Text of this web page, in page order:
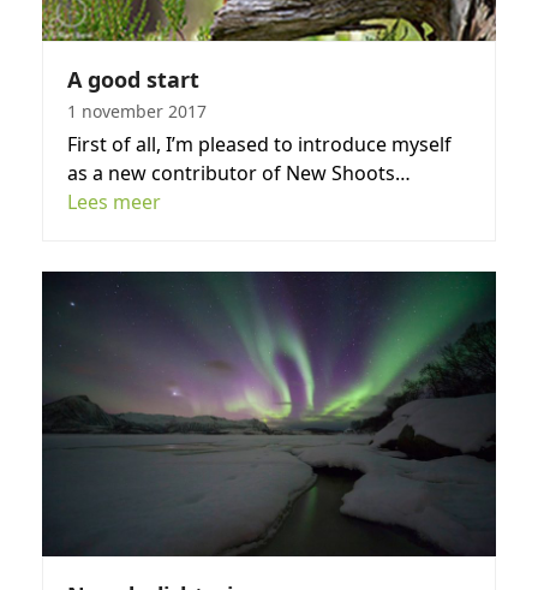
A good start
1 november 2017
First of all, I’m pleased to introduce myself
as a new contributor of New Shoots…
Lees meer